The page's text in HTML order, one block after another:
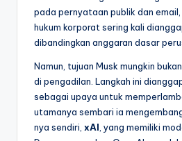
pada pernyataan publik dan
hukum korporat sering kali
dibandingkan anggaran dasar
Namun, tujuan Musk mungkin
di pengadilan. Langkah ini
sebagai upaya untuk
utamanya sembari ia
nya sendiri, xAI , yang memiliki